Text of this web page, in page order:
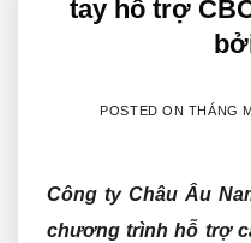
tay hỗ trợ
POSTED ON THÁNG
Công ty Châu Âu
chương trình hỗ trợ